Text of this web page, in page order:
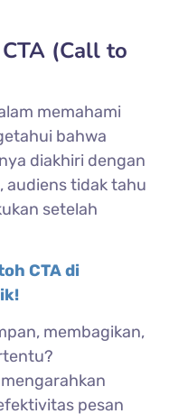
(Call to
memahami
bahwa
diakhiri dengan
audiens tidak tahu
setelah
CTA di
membagikan,
pesan